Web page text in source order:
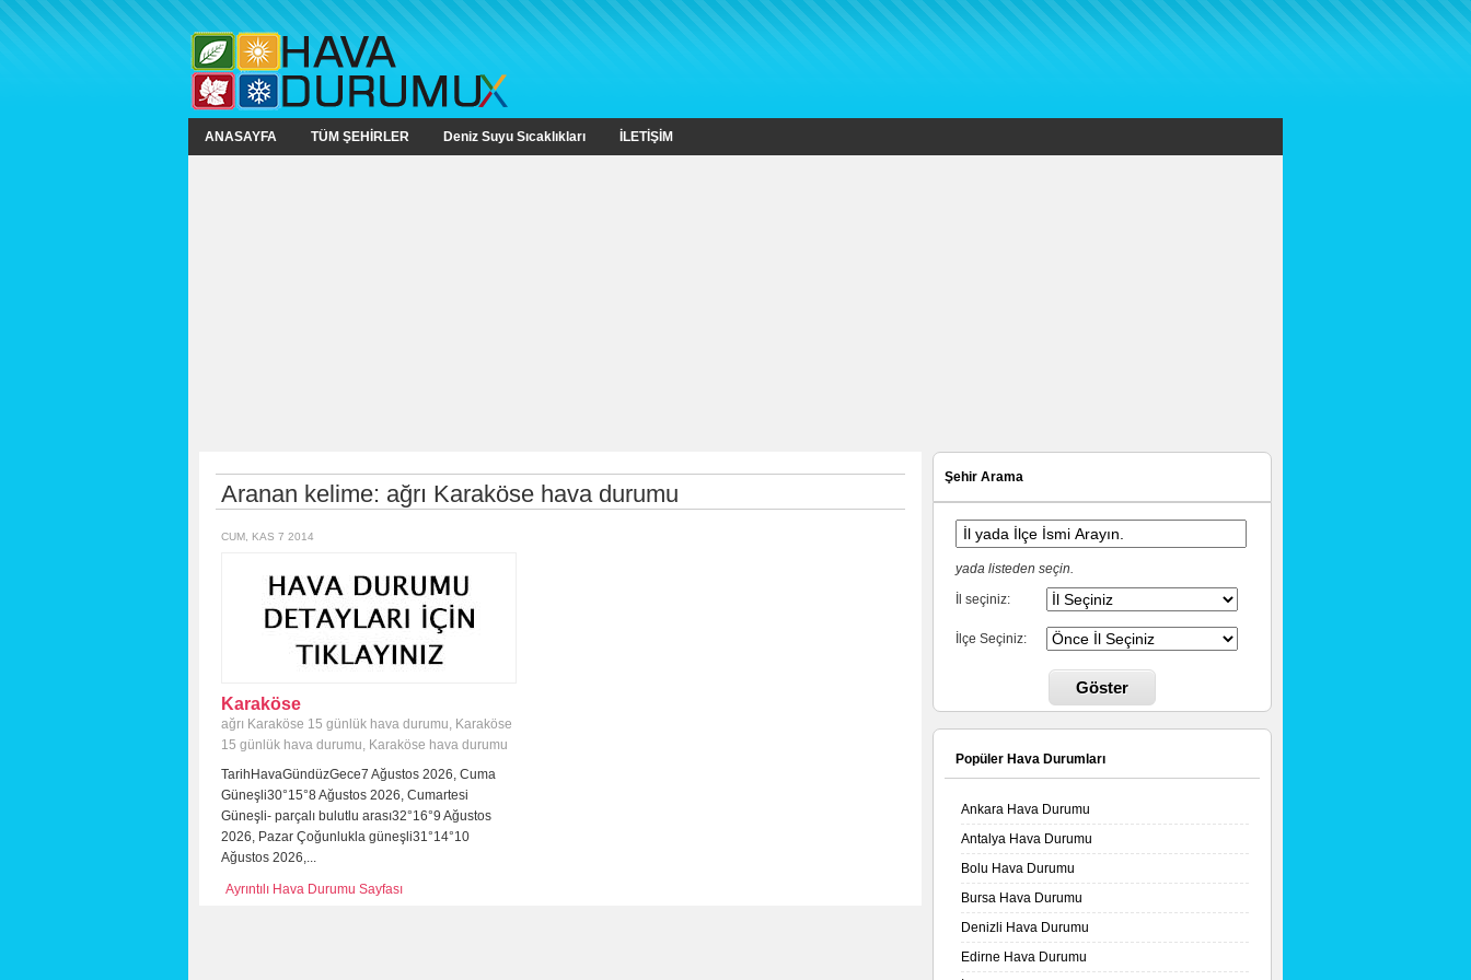
ANASAYFA TÜM ŞEHİRLER Deniz Suyu Sıcaklıkları İLETİŞİM
Aranan kelime: ağrı Karaköse hava durumu
CUM, KAS 7 2014
Karaköse
ağrı Karaköse 15 günlük hava durumu, Karaköse
15 günlük hava durumu, Karaköse hava durumu
TarihHavaGündüzGece7 Ağustos 2026, Cuma
Güneşli30°15°8 Ağustos 2026, Cumartesi
Güneşli- parçalı bulutlu arası32°16°9 Ağustos
2026, Pazar Çoğunlukla güneşli31°14°10
Ağustos 2026,...
Ayrıntılı Hava Durumu Sayfası
Şehir Arama
yada listeden seçin.
İl seçiniz:
İlçe Seçiniz:
Göster
Popüler Hava Durumları
Ankara Hava Durumu
Antalya Hava Durumu
Bolu Hava Durumu
Bursa Hava Durumu
Denizli Hava Durumu
Edirne Hava Durumu